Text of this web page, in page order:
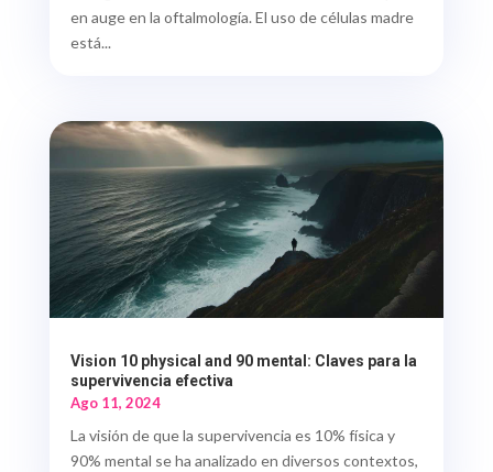
en auge en la oftalmología. El uso de células madre
está...
Vision 10 physical and 90 mental: Claves para la
supervivencia efectiva
Ago 11, 2024
La visión de que la supervivencia es 10% física y
90% mental se ha analizado en diversos contextos,